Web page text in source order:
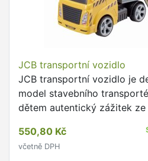
JCB transportní vozidlo
JCB transportní vozidlo je
model stavebního
dětem autentický zážitek
550,80 Kč
včetně DPH